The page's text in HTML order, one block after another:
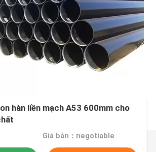
hàn liền mạch A53 600mm cho
Giá bán：negotiable